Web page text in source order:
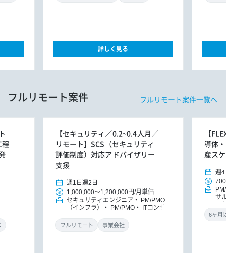
詳しく見る
フルリモート案件 フルリモート案件一覧へ
程
【セキュリティ／0.2~0.4人月／
リモート】SCS（セキュリティ
評価制度）対応アドバイザリー
支援
週1日 週2日
1,000,000～1,200,000円/月単価
セキュリティエンジニア
PM/PMO
（インフラ）
PM/PMO
ITコンサ
ント
DXコンサルタント
フルリモート 事業会社
【
導体
産ス
週4
サ